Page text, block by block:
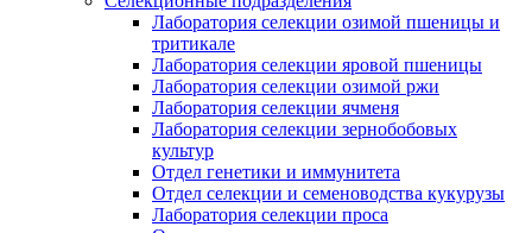
Лаборатория селекции озимой пшеницы и
тритикале
Лаборатория селекции яровой пшеницы
Лаборатория селекции озимой ржи
Лаборатория селекции ячменя
Лаборатория селекции зернобобовых
культур
Отдел генетики и иммунитета
Отдел селекции и семеноводства кукурузы
Лаборатория селекции проса